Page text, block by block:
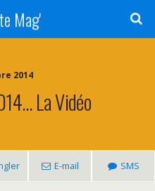
Mag'
2014
La Vidéo
E-mail SMS